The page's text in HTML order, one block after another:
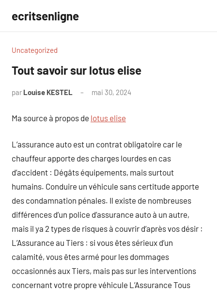
contenu
ecritsenligne
Uncategorized
Tout savoir sur lotus elise
par Louise KESTEL mai 30, 2024
Ma source à propos de lotus elise
L’assurance auto est un contrat obligatoire car le
chauffeur apporte des charges lourdes en cas
d’accident : Dégâts équipements, mais surtout
humains. Conduire un véhicule sans certitude apporte
des condamnation pénales. Il existe de nombreuses
différences d’un police d’assurance auto à un autre,
mais il ya 2 types de risques à couvrir d’après vos désir :
L’Assurance au Tiers : si vous êtes sérieux d’un
calamité, vous êtes armé pour les dommages
occasionnés aux Tiers, mais pas sur les interventions
concernant votre propre véhicule L’Assurance Tous